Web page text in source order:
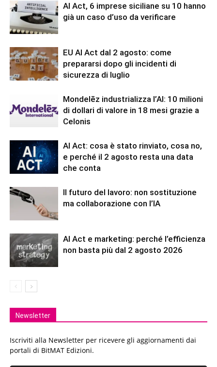
AI Act, 6 imprese siciliane su 10 hanno
già un caso d’uso da verificare
EU AI Act dal 2 agosto: come
prepararsi dopo gli incidenti di
sicurezza di luglio
Mondelēz industrializza l’AI: 10 milioni
di dollari di valore in 18 mesi grazie a
Celonis
AI Act: cosa è stato rinviato, cosa no,
e perché il 2 agosto resta una data
che conta
Il futuro del lavoro: non sostituzione
ma collaborazione con l’IA
AI Act e marketing: perché l’efficienza
non basta più dal 2 agosto 2026
Newsletter
Iscriviti alla Newsletter per ricevere gli aggiornamenti dai
portali di BitMAT Edizioni.